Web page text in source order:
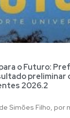
o Futuro:
preliminar
2026.2
Simões Filho, por